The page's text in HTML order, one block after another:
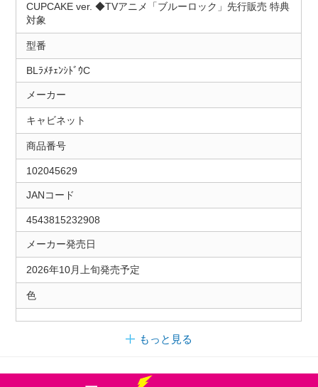
CUPCAKE ver. ◆TVアニメ「ブルーロック」先行販売 特典
対象
型番
BLﾗﾒﾁｪﾝｼﾄﾞｳC
メーカー
キャビネット
商品番号
102045629
JANコード
4543815232908
メーカー発売日
2026年10月上旬発売予定
色
もっと見る